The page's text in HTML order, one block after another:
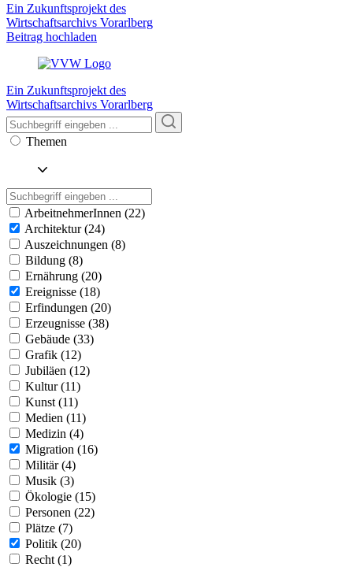
Ein Zukunftsprojekt des
Wirtschaftsarchivs Vorarlberg
Beitrag hochladen
Ein Zukunftsprojekt des
Wirtschaftsarchivs Vorarlberg
Themen
ArbeitnehmerInnen (22)
Architektur (24)
Auszeichnungen (8)
Bildung (8)
Ernährung (20)
Ereignisse (18)
Erfindungen (20)
Erzeugnisse (38)
Gebäude (33)
Grafik (12)
Jubiläen (12)
Kultur (11)
Kunst (11)
Medien (11)
Medizin (4)
Migration (16)
Militär (4)
Musik (3)
Ökologie (15)
Personen (22)
Plätze (7)
Politik (20)
Recht (1)